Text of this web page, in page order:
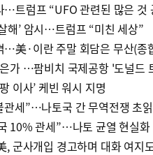
…트럼프 “UFO 관련된 많은 것
해’ 암시…트럼프 “미친 세상”
…美·이란 주말 회담은 무산(종
가 …팜비치 국제공항 '도널드
이사’ 케빈 워시 지명
관세”…나토국 간 무역전쟁 초
10% 관세”…나토 균열 현실화
군사개입 경고하며 대화 여지